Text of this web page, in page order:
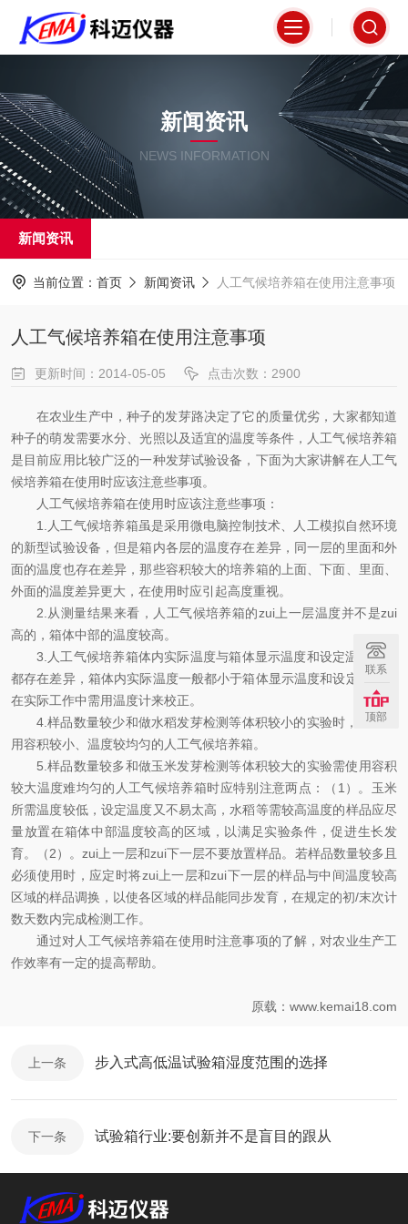
新闻资讯
NEWS INFORMATION
新闻资讯
当前位置： 首页 新闻资讯 人工气候培养箱在使用注意事项
人工气候培养箱在使用注意事项
更新时间：2014-05-05 点击次数：2900
在农业生产中，种子的发芽路决定了它的质量优劣，大家都知道
种子的萌发需要水分、光照以及适宜的温度等条件， 人工气候培养箱
是目前应用比较广泛的一种发芽试验设备，下面为大家讲解在人工气
候培养箱在使用时应该注意些事项。
人工气候培养箱在使用时应该注意些事项：
1.人工气候培养箱虽是采用微电脑控制技术、人工模拟自然环境
的新型试验设备，但是箱内各层的温度存在差异，同一层的里面和外
面的温度也存在差异，那些容积较大的培养箱的上面、下面、里面、
外面的温度差异更大，在使用时应引起高度重视。
2.从测量结果来看，人工气候培养箱的zui上一层温度并不是zui
高的，箱体中部的温度较高。
3.人工气候培养箱体内实际温度与箱体显示温度和设定温度之间
都存在差异，箱体内实际温度一般都小于箱体显示温度和设定温度，
在实际工作中需用温度计来校正。
4.样品数量较少和做水稻发芽检测等体积较小的实验时，应多使
用容积较小、温度较均匀的人工气候培养箱。
5.样品数量较多和做玉米发芽检测等体积较大的实验需使用容积
较大温度难均匀的人工气候培养箱时应特别注意两点：（1）。玉米
所需温度较低，设定温度又不易太高，水稻等需较高温度的样品应尽
量放置在箱体中部温度较高的区域，以满足实验条件，促进生长发
育。（2）。zui上一层和zui下一层不要放置样品。若样品数量较多且
必须使用时，应定时将zui上一层和zui下一层的样品与中间温度较高
区域的样品调换，以使各区域的样品能同步发育，在规定的初/末次计
数天数内完成检测工作。
通过对人工气候培养箱在使用时注意事项的了解，对农业生产工
作效率有一定的提高帮助。
原载：www.kemai18.com
上一条 步入式高低温试验箱湿度范围的选择
下一条 试验箱行业:要创新并不是盲目的跟从
联系
顶部